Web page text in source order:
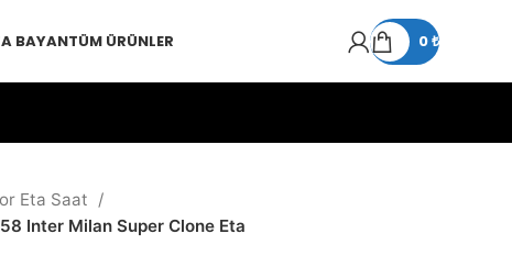
BAYANTÜM ÜRÜNLER 0₺
Eta Saat
Inter Milan Super Clone Eta